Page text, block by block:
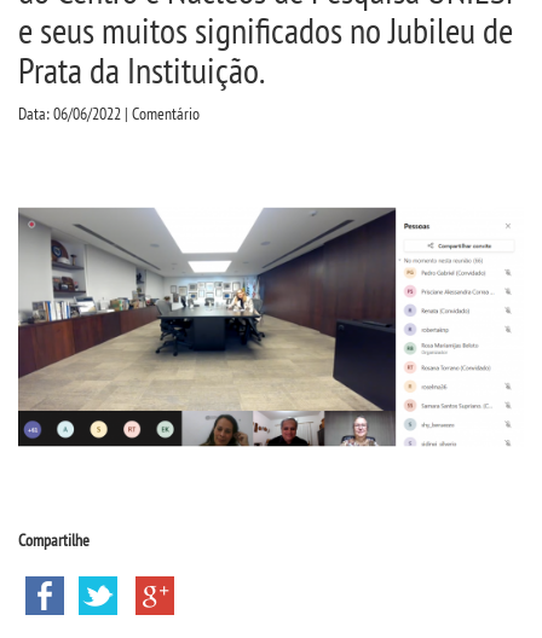
PROUNI
BACHARELADOS
LICENCIATURAS
TECNOLÓGICOS
VESTIBULAR
TRANSFERÊNCIA
SEGUNDA GRADUAÇÃO
e seus muitos significados no Jubileu de
Prata da Instituição.
Data: 06/06/2022 | Comentário
Compartilhe